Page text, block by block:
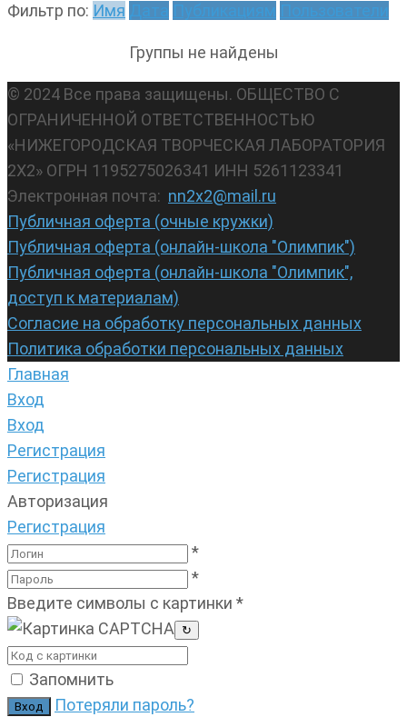
Фильтр по: Имя Дата Публикациям Пользователи
Группы не найдены
© 2024 Все права защищены. ОБЩЕСТВО С
ОГРАНИЧЕННОЙ ОТВЕТСТВЕННОСТЬЮ
«НИЖЕГОРОДСКАЯ ТВОРЧЕСКАЯ ЛАБОРАТОРИЯ
2Х2» ОГРН 1195275026341 ИНН 5261123341
Электронная почта: nn2x2@mail.ru
Публичная оферта (очные кружки)
Публичная оферта (онлайн-школа "Олимпик")
Публичная оферта (онлайн-школа "Олимпик",
доступ к материалам)
Согласие на обработку персональных данных
Политика обработки персональных данных
Главная
Вход
Вход
Регистрация
Регистрация
Авторизация
Регистрация
*
*
Введите символы с картинки *
↻
Запомнить
Потеряли пароль?